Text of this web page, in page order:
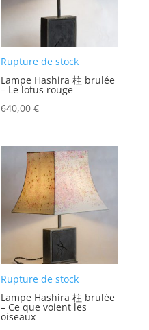
Rupture de stock
Lampe Hashira 柱 brulée
– Le lotus rouge
640,00€
Rupture de stock
Lampe Hashira 柱 brulée
– Ce que voient les
oiseaux